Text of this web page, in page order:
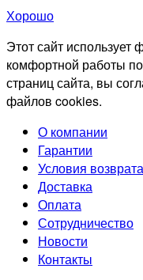
Хорошо
Этот сайт
комфортной работы
страниц сайта, вы
файлов cookies.
О компании
Гарантии
Условия возврата
Доставка
Оплата
Сотрудничество
Новости
Контакты